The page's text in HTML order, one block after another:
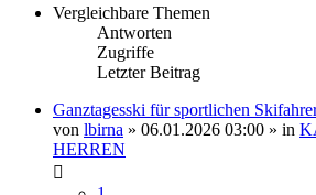
Vergleichbare Themen
Antworten
Zugriffe
Letzter Beitrag
Ganztagesski für sportlichen
von lbirna » 06.01.2026 03:00 » in
HERREN